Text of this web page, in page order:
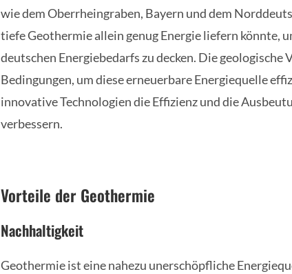
wie dem Oberrheingraben, Bayern und dem
tiefe Geothermie allein genug Energie liefern könnte,
deutschen Energiebedarfs zu decken. Die
Bedingungen, um diese erneuerbare Energiequelle
innovative Technologien die Effizienz und die
verbessern.
Vorteile der Geothermie
Nachhaltigkeit
Geothermie ist eine nahezu unerschöpfliche